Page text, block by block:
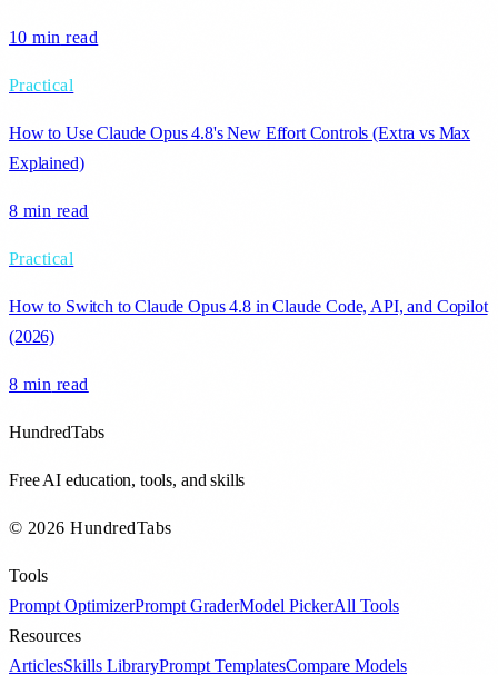
10 min read
Practical
How to Use Claude Opus 4.8's New Effort Controls (Extra vs Max
Explained)
8 min read
Practical
How to Switch to Claude Opus 4.8 in Claude Code, API, and Copilot
(2026)
8 min read
HundredTabs
Free AI education, tools, and skills
© 2026 HundredTabs
Tools
Prompt OptimizerPrompt GraderModel PickerAll Tools
Resources
ArticlesSkills LibraryPrompt TemplatesCompare Models